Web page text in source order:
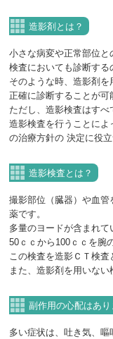
造影剤とは？
小さな病変や正常部位と
検査においても診断する
そのような時、造影剤を
正確に診断することが可
ただし、造影検査はすべ
造影検査を行うことに
の治療方針の 決定に役
造影検査とは？
撮影部位（臓器）や血
薬です。
多量のヨードが含まれて
50ｃｃから100ｃｃを腕
この検査を造影ＣＴ検査
また、造影剤を用いない
副作用の心配はあり
多い症状は、吐き気、